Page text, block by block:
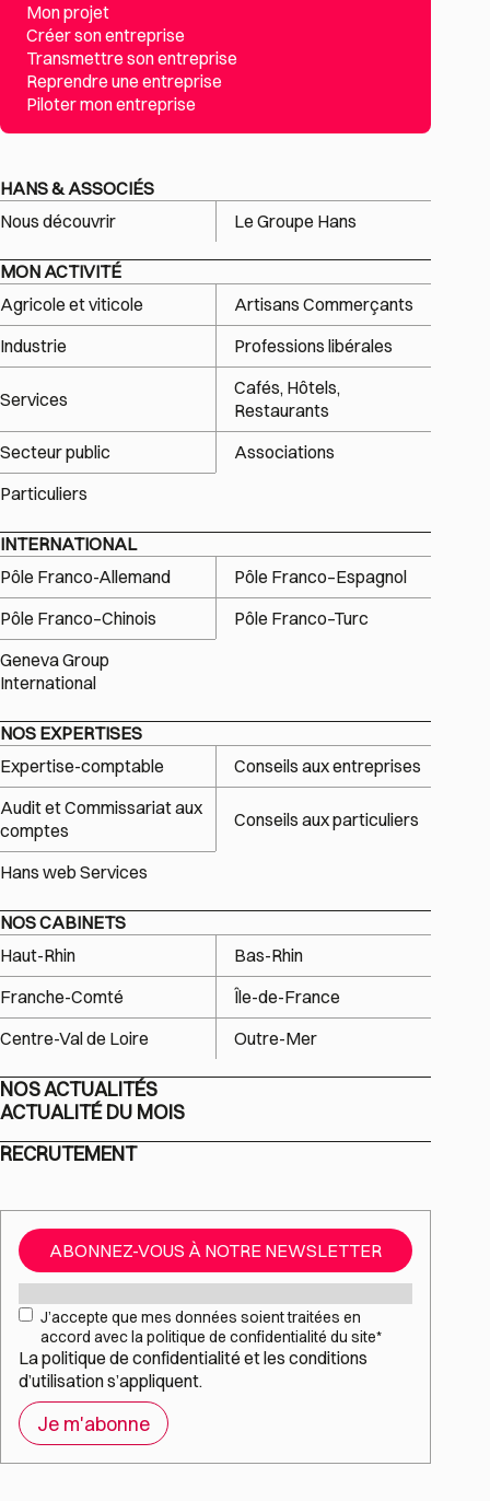
Mon projet
Créer son entreprise
Transmettre son entreprise
Reprendre une entreprise
Piloter mon entreprise
HANS & ASSOCIÉS
Nous découvrir
Le Groupe Hans
MON ACTIVITÉ
Agricole et viticole
Artisans Commerçants
Industrie
Professions libérales
Services
Cafés, Hôtels,
Restaurants
Secteur public
Associations
Particuliers
INTERNATIONAL
Pôle Franco-Allemand
Pôle Franco–Espagnol
Pôle Franco–Chinois
Pôle Franco–Turc
Geneva Group
International
NOS EXPERTISES
Expertise-comptable
Conseils aux entreprises
Audit et Commissariat aux
comptes
Conseils aux particuliers
Hans web Services
NOS CABINETS
Haut-Rhin
Bas-Rhin
Franche-Comté
Île-de-France
Centre-Val de Loire
Outre-Mer
NOS ACTUALITÉS
ACTUALITÉ DU MOIS
RECRUTEMENT
ABONNEZ-VOUS À NOTRE NEWSLETTER
RGPD*
J’accepte que mes données soient traitées en
accord avec la politique de confidentialité du site*
Lapolitique de confidentialité et les conditions
d’utilisations’appliquent.